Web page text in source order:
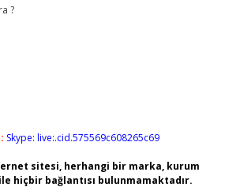
?
Skype: live:.cid.575569c608265c69
sitesi, herhangi bir marka, kurum
hiçbir bağlantısı bulunmamaktadır.